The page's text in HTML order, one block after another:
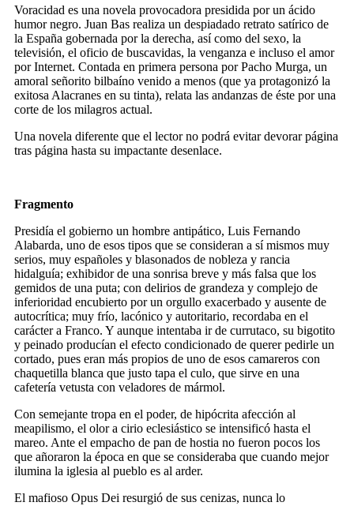
Voracidad es una novela provocadora presidida por un ácido
humor negro. Juan Bas realiza un despiadado retrato satírico de
la España gobernada por la derecha, así como del sexo, la
televisión, el oficio de buscavidas, la venganza e incluso el amor
por Internet. Contada en primera persona por Pacho Murga, un
amoral señorito bilbaíno venido a menos (que ya protagonizó la
exitosa Alacranes en su tinta), relata las andanzas de éste por una
corte de los milagros actual.
Una novela diferente que el lector no podrá evitar devorar página
tras página hasta su impactante desenlace.
Fragmento
Presidía el gobierno un hombre antipático, Luis Fernando
Alabarda, uno de esos tipos que se consideran a sí mismos muy
serios, muy españoles y blasonados de nobleza y rancia
hidalguía; exhibidor de una sonrisa breve y más falsa que los
gemidos de una puta; con delirios de grandeza y complejo de
inferioridad encubierto por un orgullo exacerbado y ausente de
autocrítica; muy frío, lacónico y autoritario, recordaba en el
carácter a Franco. Y aunque intentaba ir de currutaco, su bigotito
y peinado producían el efecto condicionado de querer pedirle un
cortado, pues eran más propios de uno de esos camareros con
chaquetilla blanca que justo tapa el culo, que sirve en una
cafetería vetusta con veladores de mármol.
Con semejante tropa en el poder, de hipócrita afección al
meapilismo, el olor a cirio eclesiástico se intensificó hasta el
mareo. Ante el empacho de pan de hostia no fueron pocos los
que añoraron la época en que se consideraba que cuando mejor
ilumina la iglesia al pueblo es al arder.
El mafioso Opus Dei resurgió de sus cenizas, nunca lo